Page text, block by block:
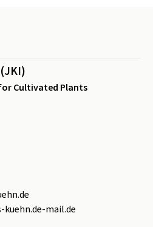
Cultivated Plants
mail.de